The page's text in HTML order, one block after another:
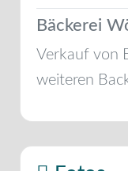
Bäckerei
Verkauf von
weiteren